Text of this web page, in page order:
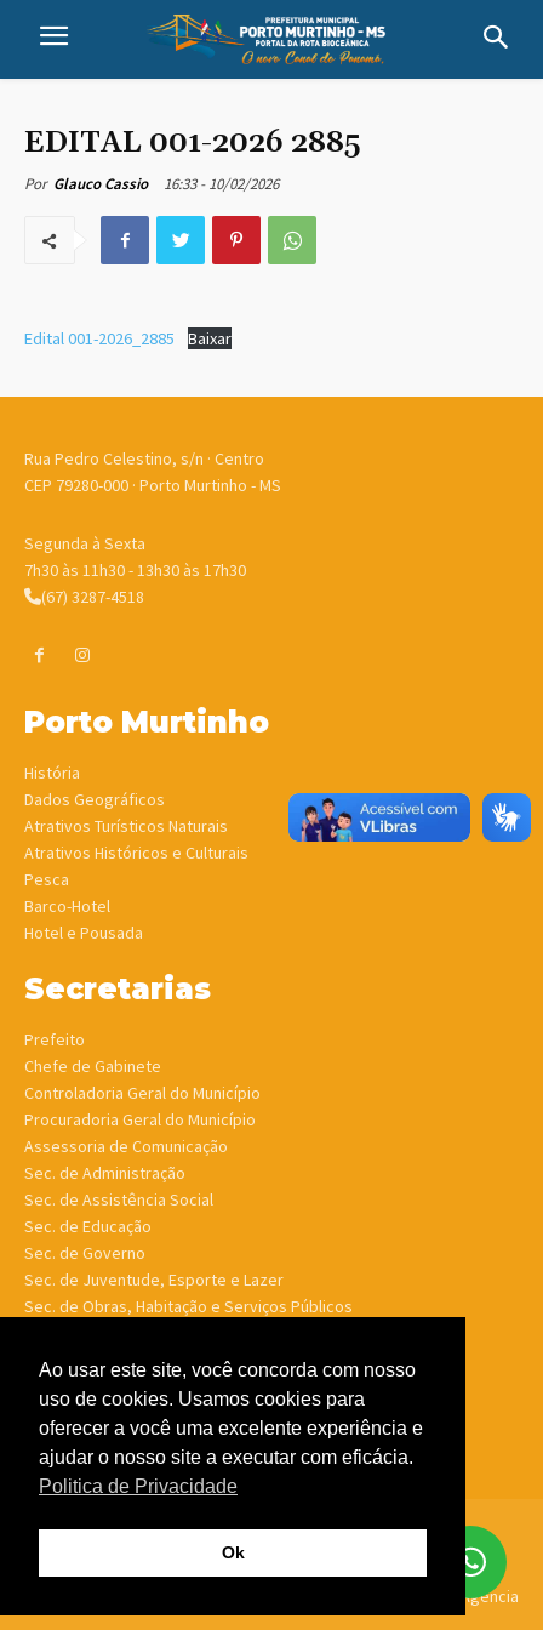
EDITAL 001-2026 2885
Por Glauco Cassio 16:33 - 10/02/2026
Edital 001-2026_2885 Baixar
Rua Pedro Celestino, s/n · Centro
CEP 79280-000 · Porto Murtinho - MS
Segunda à Sexta
7h30 às 11h30 - 13h30 às 17h30
(67) 3287-4518
Porto Murtinho
História
Dados Geográficos
Atrativos Turísticos Naturais
Atrativos Históricos e Culturais
Pesca
Barco-Hotel
Hotel e Pousada
Secretarias
Prefeito
Chefe de Gabinete
Controladoria Geral do Município
Procuradoria Geral do Município
Assessoria de Comunicação
Sec. de Administração
Sec. de Assistência Social
Sec. de Educação
Sec. de Governo
Sec. de Juventude, Esporte e Lazer
Sec. de Obras, Habitação e Serviços Públicos
Sec. de Saúde
Sec. de Turismo
Sec. de Meio Ambiente, Desenv. Agrário, Aquicultura e Pesca
Politica de
GTW Agência
Ao usar este site, você concorda com nosso
uso de cookies. Usamos cookies para
oferecer a você uma excelente experiência e
ajudar o nosso site a executar com eficácia.
Politica de Privacidade
Ok